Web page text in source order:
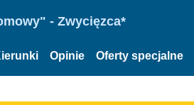
- Zwycięzca*
Opinie Oferty specjalne